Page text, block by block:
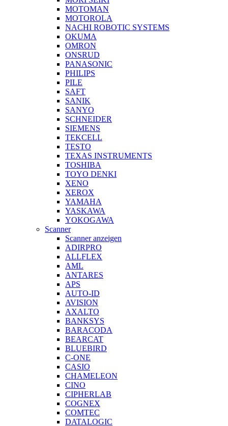
MOTOMAN
MOTOROLA
NACHI ROBOTIC SYSTEMS
OKUMA
OMRON
ONSRUD
PANASONIC
PHILIPS
PILE
SAFT
SANIK
SANYO
SCHNEIDER
SIEMENS
TEKCELL
TESTO
TEXAS INSTRUMENTS
TOSHIBA
TOYO DENKI
XENO
XEROX
YAMAHA
YASKAWA
YOKOGAWA
Scanner
Scanner anzeigen
ADIRPRO
ALLFLEX
AML
ANTARES
APS
AUTO-ID
AVISION
AXALTO
BANKSYS
BARACODA
BEARCAT
BLUEBIRD
C-ONE
CASIO
CHAMELEON
CINO
CIPHERLAB
COGNEX
COMTEC
DATALOGIC